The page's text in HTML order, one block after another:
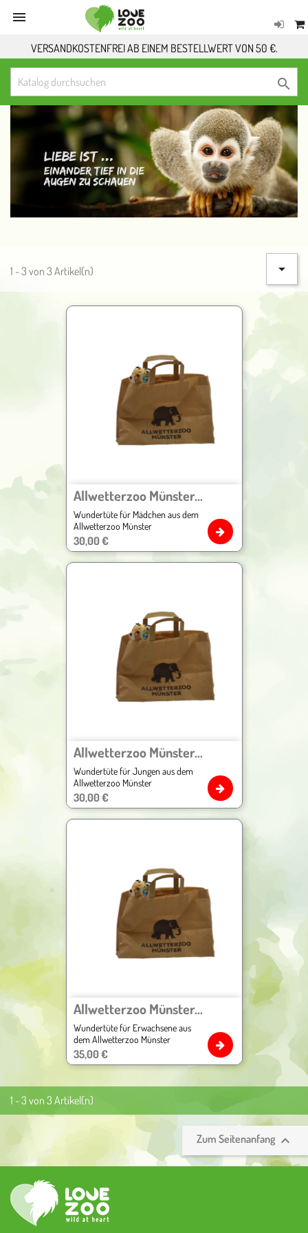

VERSANDKOSTENFREI AB EINEM BESTELLWERT VON 50 €.


1 - 3 von 3 Artikel(n)
Allwetterzoo Münster...
Wundertüte für Mädchen aus dem
Allwetterzoo Münster
Preis
30,00 €
Allwetterzoo Münster...
Wundertüte für Jungen aus dem
Allwetterzoo Münster
Preis
30,00 €
Allwetterzoo Münster...
Wundertüte für Erwachsene aus
dem Allwetterzoo Münster
Preis
35,00 €
1 - 3 von 3 Artikel(n)
Zum Seitenanfang 